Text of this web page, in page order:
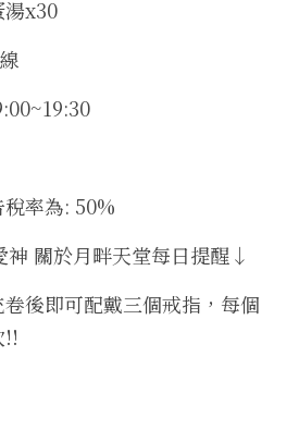
湯x30
率為: 50%
關於月畔天堂每日提醒↓
後即可配戴三個戒指，每個
!!